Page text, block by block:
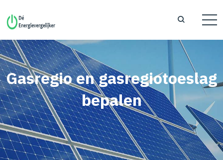
Gasregio en gasregiotoeslag
bepalen